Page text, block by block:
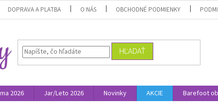
DOPRAVA A PLATBA O NÁS OBCHODNÉ PODMIENKY
HĽADAŤ
2026 Jar/Leto 2026 Novinky AKCIE Barefoot